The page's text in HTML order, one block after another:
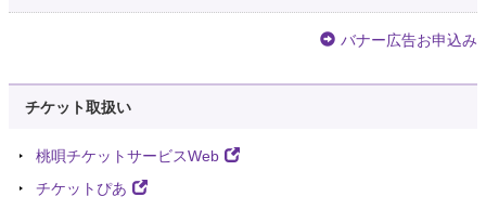
バナー広告お申込み
チケット取扱い
桃唄チケットサービスWeb
チケットぴあ